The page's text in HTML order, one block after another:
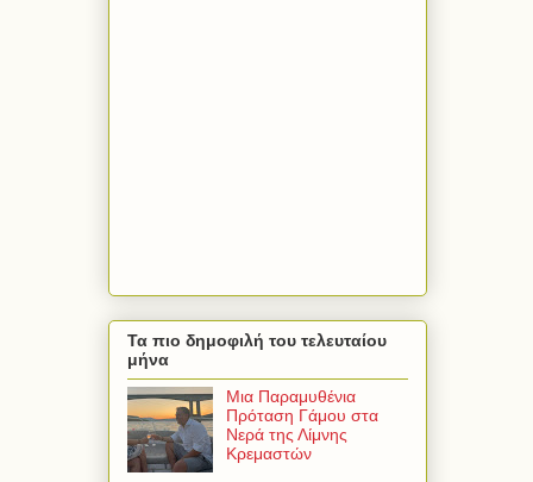
Τα πιο δημοφιλή του τελευταίου
μήνα
Μια Παραμυθένια
Πρόταση Γάμου στα
Νερά της Λίμνης
Κρεμαστών